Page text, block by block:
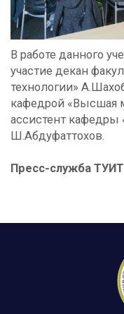
В работе данного
участие декан
технологии»
кафедрой «Высшая
ассистент
Ш.Абдуфаттохов.
Пресс-служба ТУИТ